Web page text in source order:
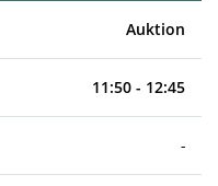
Auktion
11:50 - 12:45
-